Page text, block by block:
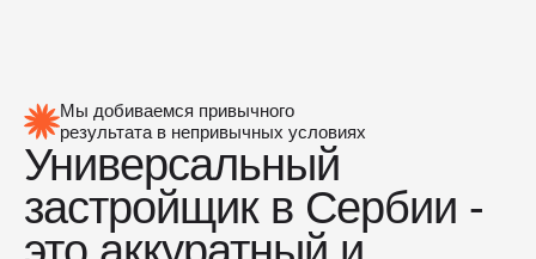
Мы добиваемся привычного
результата в непривычных условиях
Универсальный
застройщик в Сербии -